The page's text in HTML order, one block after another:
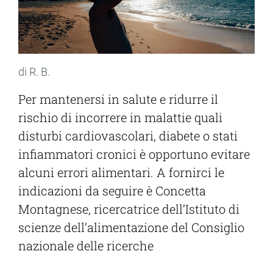
di R. B.
Per mantenersi in salute e ridurre il
rischio di incorrere in malattie quali
disturbi cardiovascolari, diabete o stati
infiammatori cronici è opportuno evitare
alcuni errori alimentari. A fornirci le
indicazioni da seguire è Concetta
Montagnese, ricercatrice dell’Istituto di
scienze dell’alimentazione del Consiglio
nazionale delle ricerche